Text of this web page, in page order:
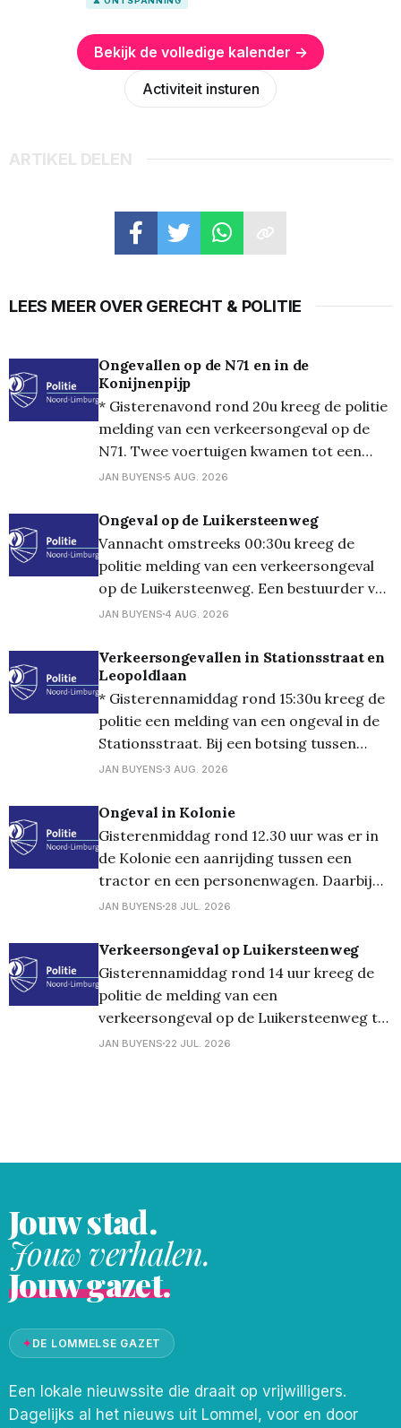
Bekijk de volledige kalender →
Activiteit insturen
ARTIKEL DELEN
LEES MEER OVER GERECHT & POLITIE
Ongevallen op de N71 en in de
Konijnenpijp
* Gisterenavond rond 20u kreeg de politie
melding van een verkeersongeval op de
N71. Twee voertuigen kwamen tot een
aanrijding waarbij een voertuig in de
voor de nodige zorg naar het ziekenhuis
gebracht en de wagen werd getakeld. *
Gisteren omstreeks 21:30u was er een
melding
JAN BUYENS 5 AUG. 2026
Ongeval op de Luikersteenweg
Vannacht omstreeks 00:30u kreeg de
politie melding van een verkeersongeval
op de Luikersteenweg. Een bestuurder van
een wagen maakte een manoeuvre om af
andere bestuurder een inhaalmanoeuvre
maakte. De twee voertuigen kwamen in
aanrijding met elkaar, waarbij ook één
voertuig door de
JAN BUYENS 4 AUG. 2026
Verkeersongevallen in Stationsstraat en
Leopoldlaan
* Gisterennamiddag rond 15:30u kreeg de
politie een melding van een ongeval in de
Stationsstraat. Bij een botsing tussen
twee voertuigen raakten de bestuurders
gebeurde een ongeval in de Koning
Leopoldlaan. Twee voertuigen reden op
hetzelfde moment achteruit waardoor het
tot een botsing kwam.
JAN BUYENS 3 AUG. 2026
Ongeval in Kolonie
Gisterenmiddag rond 12.30 uur was er in
de Kolonie een aanrijding tussen een
tractor en een personenwagen. Daarbij
vielen geen gewonden en bleef de schade
JAN BUYENS 28 JUL. 2026
Verkeersongeval op Luikersteenweg
Gisterennamiddag rond 14 uur kreeg de
politie de melding van een
verkeersongeval op de Luikersteenweg te
Lommel. Een wagen was er op een
JAN BUYENS 22 JUL. 2026
Jouw stad.
Jouw verhalen.
Jouw gazet.
✦DE LOMMELSE GAZET
Een lokale nieuwssite die draait op vrijwilligers.
Dagelijks al het nieuws uit Lommel, voor en door